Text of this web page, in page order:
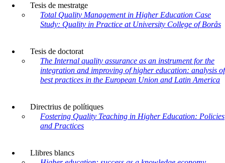
Tesis de mestratge
Total Quality Management in Higher Education Case
Study: Quality in Practice at University College of Borås
Tesis de doctorat
The Internal quality assurance as an instrument for the
integration and improving of higher education: analysis of
best practices in the European Union and Latin America
Directrius de polítiques
Fostering Quality Teaching in Higher Education: Policies
and Practices
Llibres blancs